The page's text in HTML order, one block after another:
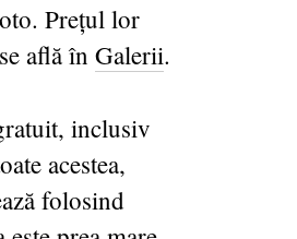
Prețul lor
află în Galerii.
inclusiv
acestea,
folosind